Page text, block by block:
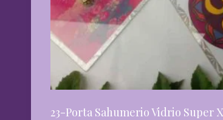
23-Porta Sahumerio Vidrio Super X